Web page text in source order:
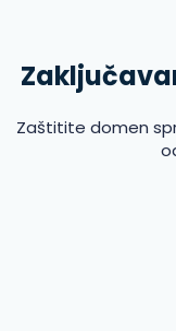
Zaštitite domen